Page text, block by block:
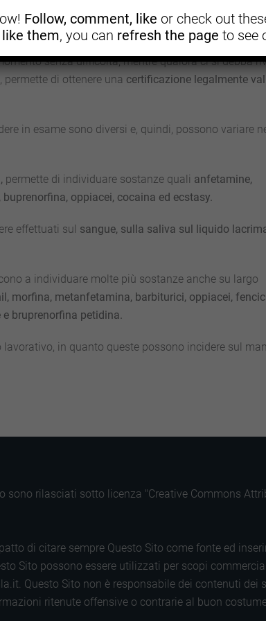
facilità di reperibilità del prodotto stesso.
senza difficoltà, mentre qualora ci si debba
di ottenere una certificazione legalmente
in esame sono diversi e, quindi, possono variare
permette di individuare sostanze quali anfetamine,
oppiacei, cocaina ed ecstasy.
effettuati sul sangue, sulla saliva sul liquido
a individuare molte più sostanze anche su largo
morfina, metanfetamina, barbiturici, oppiacei,
bruprenorfina petidina.
in quanto queste possono incidere sul
rilasciati sotto licenza "Creative Commons
di citare sempre Questo Sito come fonte ed
Sito possono essere utilizzati per scopi
Questo Sito non è responsabile dei contenuti dei
ritenute offensive o contrarie al buon
Follow, comment, like or check out
like them, you can refresh the page to see